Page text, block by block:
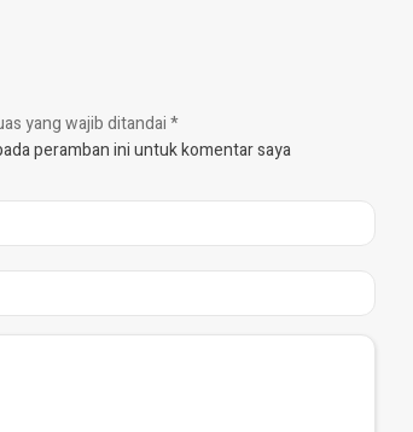
yang wajib ditandai*
peramban ini untuk komentar saya